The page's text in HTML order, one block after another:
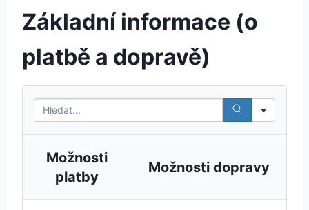
Základní informace (o
platbě a dopravě)
Možnosti
platby
Možnosti dopravy